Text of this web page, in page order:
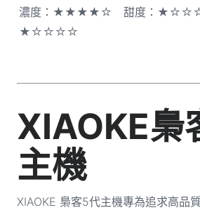
濃度：★★★★☆ 甜度：
★☆☆☆☆
XIAOKE梟
主機
XIAOKE 梟客5代主機專為追求高品